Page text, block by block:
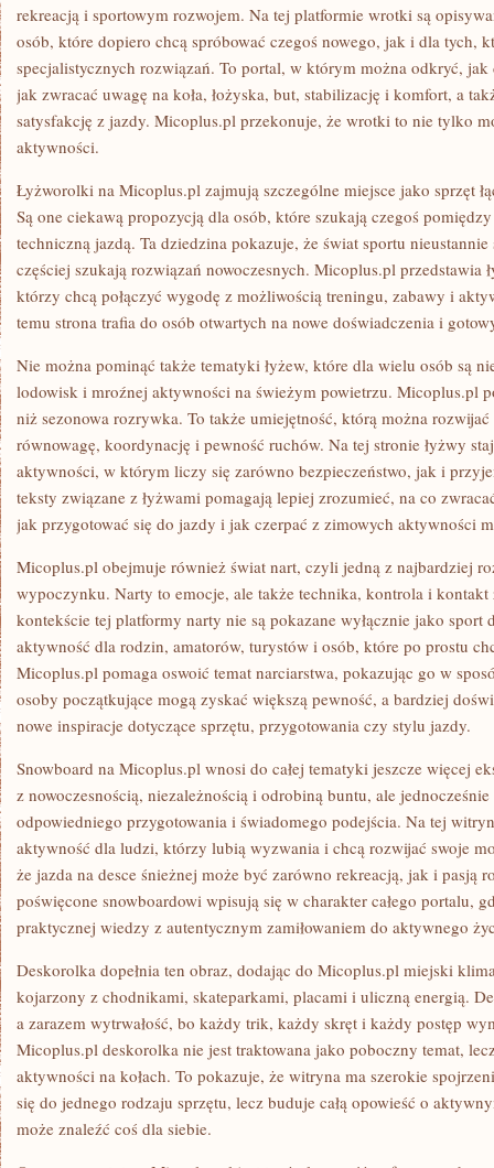
rekreacją i sportowym rozwojem. Na tej platformie wrotki są
osób, które dopiero chcą spróbować czegoś nowego, jak i dla tych,
specjalistycznych rozwiązań. To portal, w którym można odkryć,
jak zwracać uwagę na koła, łożyska, but, stabilizację i komfort, a
satysfakcję z jazdy. Micoplus.pl przekonuje, że wrotki to nie tylko
aktywności.
Łyżworolki na Micoplus.pl zajmują szczególne miejsce jako sprzęt
Są one ciekawą propozycją dla osób, które szukają czegoś
techniczną jazdą. Ta dziedzina pokazuje, że świat sportu
częściej szukają rozwiązań nowoczesnych. Micoplus.pl
którzy chcą połączyć wygodę z możliwością treningu, zabawy i
temu strona trafia do osób otwartych na nowe doświadczenia i
Nie można pominąć także tematyki łyżew, które dla wielu osób są
lodowisk i mroźnej aktywności na świeżym powietrzu. Micoplus.pl
niż sezonowa rozrywka. To także umiejętność, którą można rozwijać
równowagę, koordynację i pewność ruchów. Na tej stronie łyżwy
aktywności, w którym liczy się zarówno bezpieczeństwo, jak i
teksty związane z łyżwami pomagają lepiej zrozumieć, na co
jak przygotować się do jazdy i jak czerpać z zimowych aktywności
Micoplus.pl obejmuje również świat nart, czyli jedną z najbardziej
wypoczynku. Narty to emocje, ale także technika, kontrola i
kontekście tej platformy narty nie są pokazane wyłącznie jako sport
aktywność dla rodzin, amatorów, turystów i osób, które po prostu
Micoplus.pl pomaga oswoić temat narciarstwa, pokazując go w
osoby początkujące mogą zyskać większą pewność, a bardziej
nowe inspiracje dotyczące sprzętu, przygotowania czy stylu jazdy.
Snowboard na Micoplus.pl wnosi do całej tematyki jeszcze więcej
z nowoczesnością, niezależnością i odrobiną buntu, ale
odpowiedniego przygotowania i świadomego podejścia. Na tej
aktywność dla ludzi, którzy lubią wyzwania i chcą rozwijać swoje
że jazda na desce śnieżnej może być zarówno rekreacją, jak i pasją
poświęcone snowboardowi wpisują się w charakter całego portalu,
praktycznej wiedzy z autentycznym zamiłowaniem do aktywnego
Deskorolka dopełnia ten obraz, dodając do Micoplus.pl miejski
kojarzony z chodnikami, skateparkami, placami i uliczną energią.
a zarazem wytrwałość, bo każdy trik, każdy skręt i każdy postęp
Micoplus.pl deskorolka nie jest traktowana jako poboczny temat,
aktywności na kołach. To pokazuje, że witryna ma szerokie
się do jednego rodzaju sprzętu, lecz buduje całą opowieść o
może znaleźć coś dla siebie.